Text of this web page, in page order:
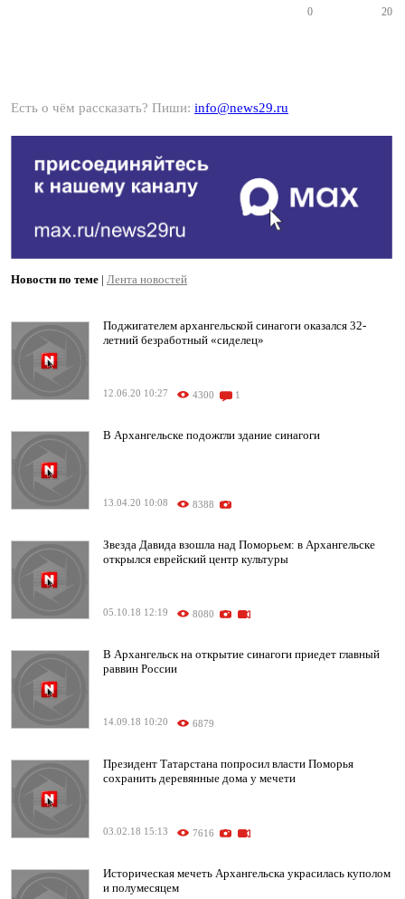
0 20
Есть о чём рассказать? Пиши: info@news29.ru
Новости по теме | Лента новостей
Поджигателем архангельской синагоги оказался 32-
летний безработный «сиделец»
12.06.20 10:27 4300 1
В Архангельске подожгли здание синагоги
13.04.20 10:08 8388
Звезда Давида взошла над Поморьем: в Архангельске
открылся еврейский центр культуры
05.10.18 12:19 8080
В Архангельск на открытие синагоги приедет главный
раввин России
14.09.18 10:20 6879
Президент Татарстана попросил власти Поморья
сохранить деревянные дома у мечети
03.02.18 15:13 7616
Историческая мечеть Архангельска украсилась куполом
и полумесяцем